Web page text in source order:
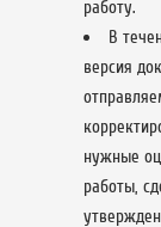
работу.
В
версия
нужные
работы,